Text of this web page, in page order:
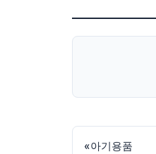
«아기용품